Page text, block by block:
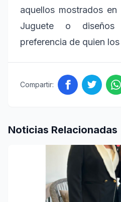
aquellos mostrados
Juguete o
preferencia de quien
Compartir:
Noticias Relacionadas